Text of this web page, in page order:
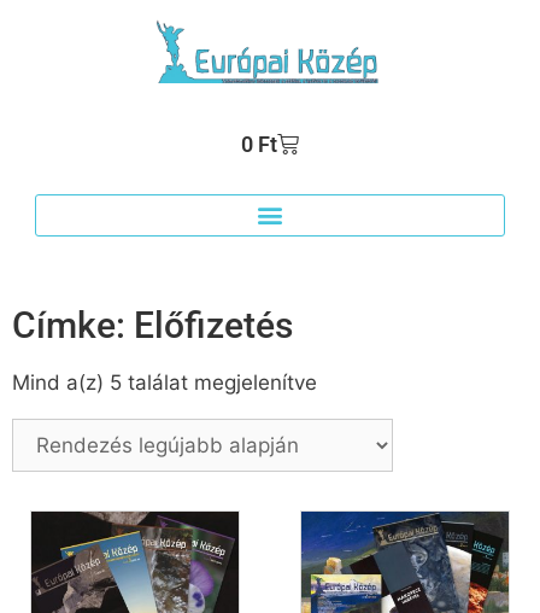
0 Ft
Címke: Előfizetés
Mind a(z) 5 találat megjelenítve